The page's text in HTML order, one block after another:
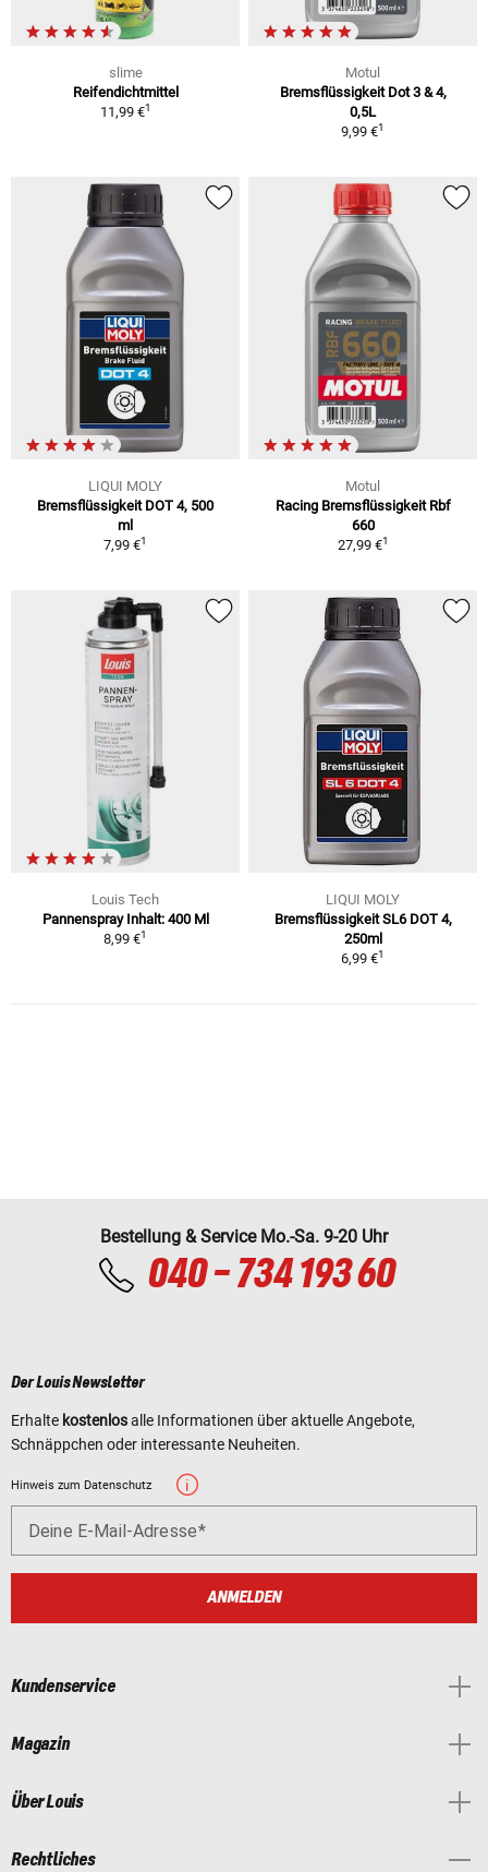
slime
Reifendichtmittel
11,99 €1
Motul
Bremsflüssigkeit Dot 3 & 4,
0,5L
9,99 €1
LIQUI MOLY
Bremsflüssigkeit DOT 4, 500
ml
7,99 €1
Motul
Racing Bremsflüssigkeit Rbf
660
27,99 €1
Louis Tech
Pannenspray Inhalt: 400 Ml
8,99 €1
LIQUI MOLY
Bremsflüssigkeit SL6 DOT 4,
250ml
6,99 €1
Bestellung & Service Mo.-Sa. 9-20 Uhr
040 - 734 193 60
Der Louis Newsletter
Erhalte kostenlosalle Informationen über aktuelle Angebote,
Schnäppchen oder interessante Neuheiten.
Hinweis zum Datenschutz
Deine E-Mail-Adresse
ANMELDEN
Kundenservice
Magazin
Über Louis
Rechtliches